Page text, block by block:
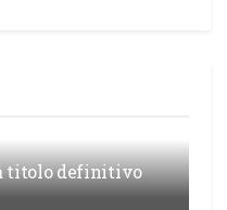
titolo definitivo